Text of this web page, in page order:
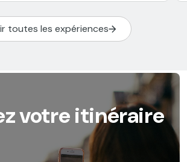
toutes les expériences
votre itinéraire